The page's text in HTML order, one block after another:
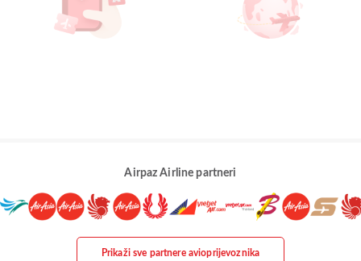
Airpaz Airline partneri
Prikaži sve partnere avioprijevoznika